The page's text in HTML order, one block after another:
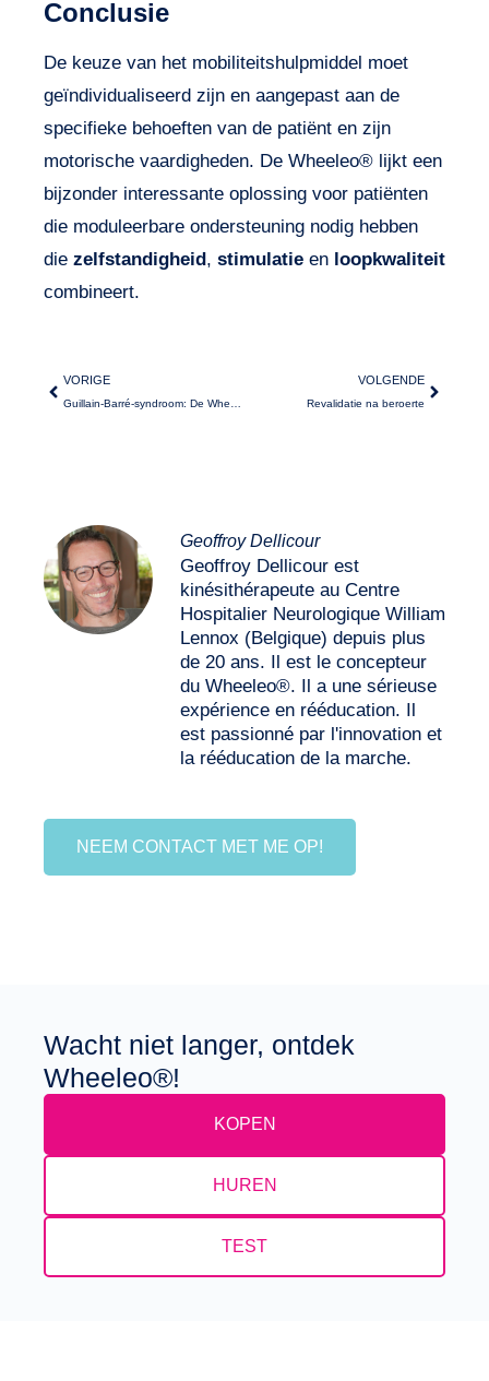
Conclusie
De keuze van het mobiliteitshulpmiddel moet
geïndividualiseerd zijn en aangepast aan de
specifieke behoeften van de patiënt en zijn
motorische vaardigheden. De Wheeleo® lijkt een
bijzonder interessante oplossing voor patiënten
die moduleerbare ondersteuning nodig hebben
die zelfstandigheid, stimulatie en loopkwaliteit
combineert.
VORIGE VOLGENDE
Revalidatie na beroerte
Geoffroy Dellicour
Geoffroy Dellicour est
kinésithérapeute au Centre
Hospitalier Neurologique William
Lennox (Belgique) depuis plus
de 20 ans. Il est le concepteur
du Wheeleo®. Il a une sérieuse
expérience en rééducation. Il
est passionné par l'innovation et
la rééducation de la marche.
NEEM CONTACT MET ME OP!
Wacht niet langer, ontdek
Wheeleo®!
KOPEN
HUREN
TEST